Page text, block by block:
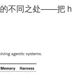
的不同之处——把 h